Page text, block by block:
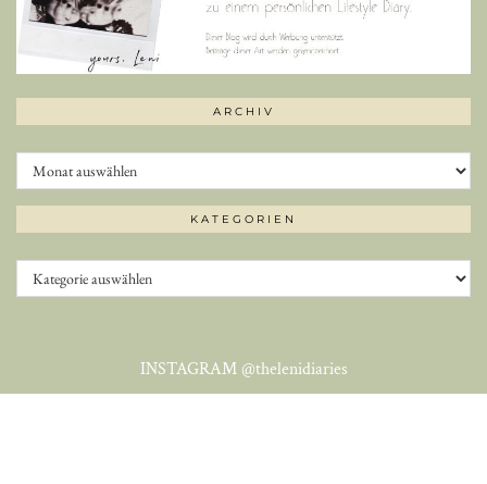
ARCHIV
Archiv
KATEGORIEN
Kategorien
INSTAGRAM @thelenidiaries